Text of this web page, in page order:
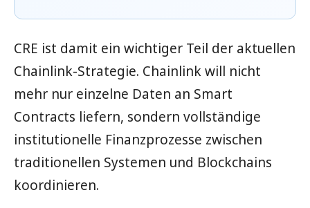
CRE ist damit ein wichtiger Teil der aktuellen
Chainlink-Strategie. Chainlink will nicht
mehr nur einzelne Daten an Smart
Contracts liefern, sondern vollständige
institutionelle Finanzprozesse zwischen
traditionellen Systemen und Blockchains
koordinieren.